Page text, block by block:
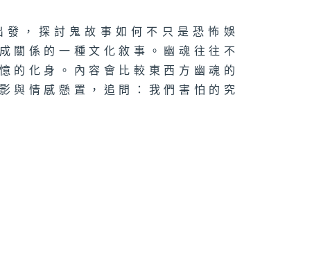
，探討鬼故事如何不只是恐怖娛
關係的一種文化敘事。幽魂往往不
的化身。內容會比較東西方幽魂的
與情感懸置，追問：我們害怕的究